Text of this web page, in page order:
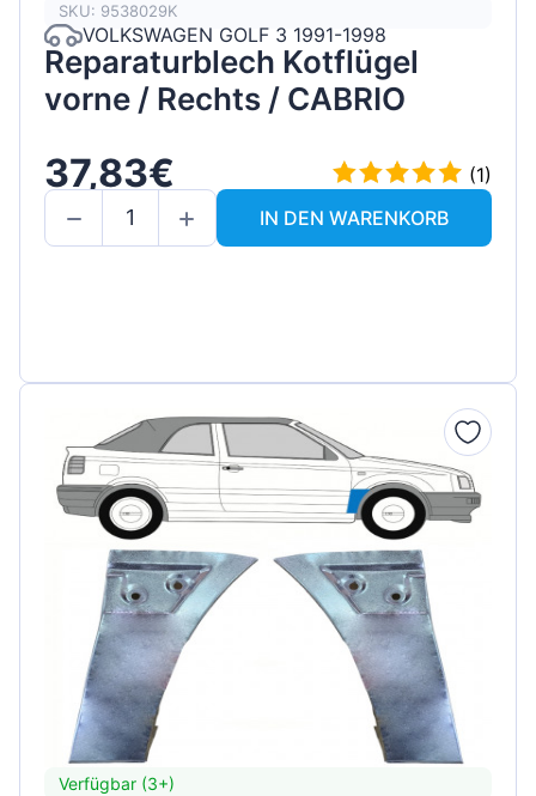
SKU: 9538029K
VOLKSWAGEN GOLF 3 1991-1998
Reparaturblech Kotflügel
vorne / Rechts / CABRIO
37,83€
(1)
IN DEN WARENKORB
Verfügbar (3+)